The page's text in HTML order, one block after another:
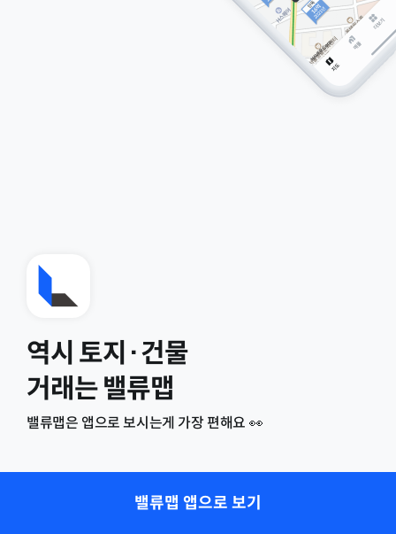
역시 토지·건물
거래는 밸류맵
밸류맵은 앱으로 보시는게 가장 편해요 👀
밸류맵 앱으로 보기